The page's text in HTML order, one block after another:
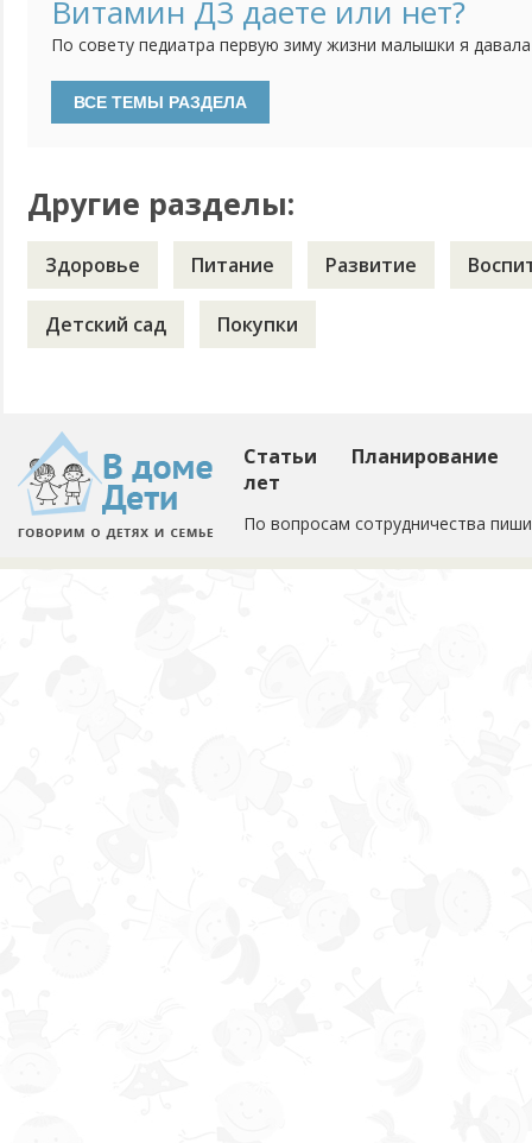
дневные кормления уменьшились до "вокруг сна", ночью
Витамин Д3 даете или нет?
По совету педиатра первую зиму жизни малышки я
давать витамин Д3. Особенностей развития нет,
делать, если ребенку уже 2 года и гуляем регулярно?
Другие разделы:
Здоровье Питание Развитие
Детский сад Покупки
Статьи
Планирование
лет
По вопросам сотрудничества